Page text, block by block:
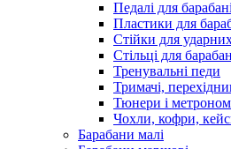
Педалі для
Пластики для
Стійки для
Стільці для
Тренувальні педи
Тримачі,
Тюнери і
Чохли, кофри,
Барабани малі